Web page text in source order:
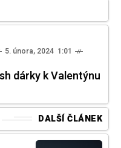
5. února, 2024 1:01
dárky k Valentýnu
DALŠÍ ČLÁNEK